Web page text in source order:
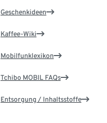
Geschenkideen
Kaffee-Wiki
Mobilfunklexikon
Tchibo MOBIL FAQs
Entsorgung / Inhaltsstoffe